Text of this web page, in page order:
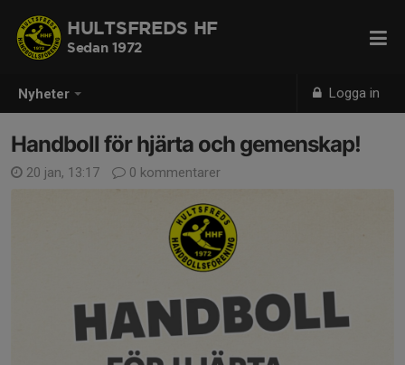
Nyheter Logga in
HULTSFREDS HF
Sedan 1972
Handboll för hjärta och gemenskap!
20 jan, 13:17 0 kommentarer